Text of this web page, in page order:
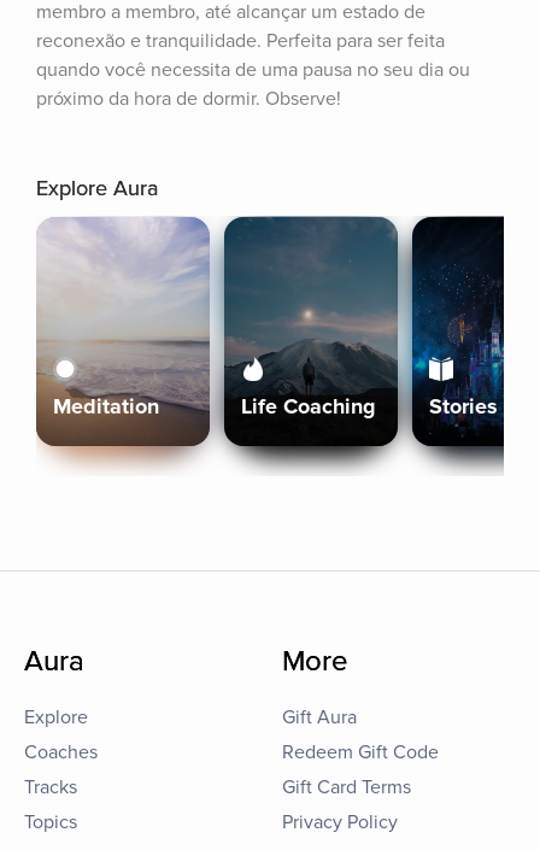
membro a membro, até alcançar um estado de
reconexão e tranquilidade. Perfeita para ser feita
quando você necessita de uma pausa no seu dia ou
próximo da hora de dormir. Observe!
Explore Aura
Meditation Life Coaching Stories
Aura
Explore
Coaches
Tracks
Topics
More
Gift Aura
Redeem Gift Code
Gift Card Terms
Privacy Policy